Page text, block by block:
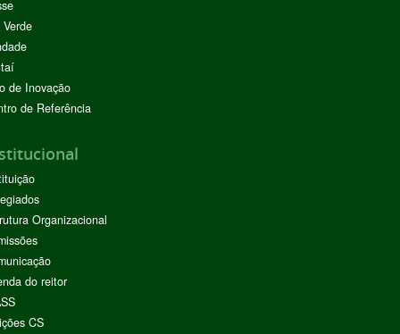
de Inovação
de Referência
Organizacional
do reitor
CS